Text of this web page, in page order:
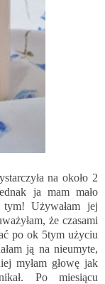
na około 2
ja mam mało
Używałam jej
że czasami
po ok 5tym użyciu
ją na nieumyte,
myłam głowę jak
Po miesiącu